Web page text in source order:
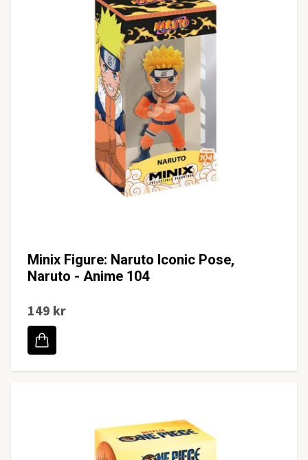
Minix Figure: Naruto Iconic Pose,
Naruto - Anime 104
149 kr